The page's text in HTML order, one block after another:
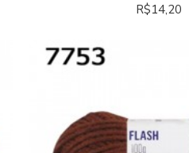
R$14,20